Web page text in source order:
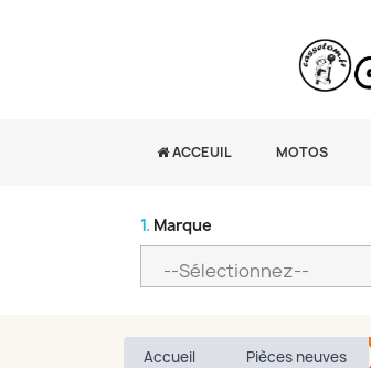
ACCEUIL MOTOS
1. Marque
Accueil Pièces neuves